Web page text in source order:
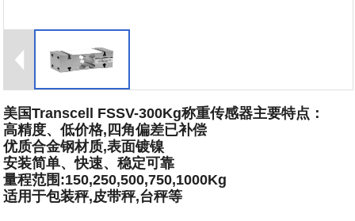
美国Transcell FSSV-300Kg称重传感器主要特点：
高精度、低价格,四角偏差已补偿
优质合金钢材质,表面镀镍
安装简单、快速、稳定可靠
量程范围:150,250,500,750,1000Kg
适用于包装秤,皮带秤,台秤等